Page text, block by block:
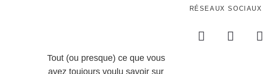
Tout (ou presque) ce que vous
avez toujours voulu savoir sur
RÉSEAUX SOCIAUX